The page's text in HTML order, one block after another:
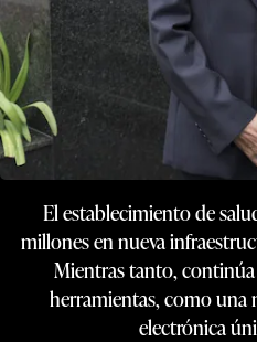
El establecimiento de
millones en nueva
Mientras tanto,
herramientas, como una
electrónica